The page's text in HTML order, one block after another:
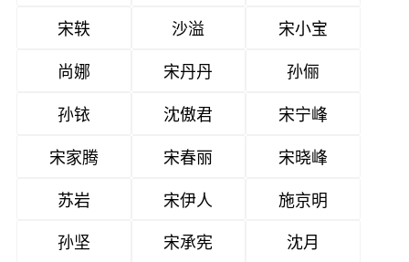
宋轶
沙溢
宋小宝
尚娜
宋丹丹
孙俪
孙铱
沈傲君
宋宁峰
宋家腾
宋春丽
宋晓峰
苏岩
宋伊人
施京明
孙坚
宋承宪
沈月